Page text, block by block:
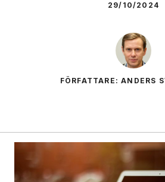
29/10/2024
FÖRFATTARE: ANDERS